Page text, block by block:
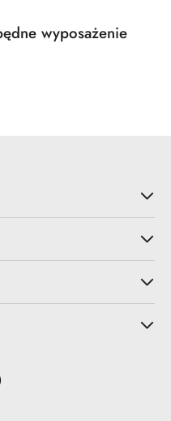
wyposażenie